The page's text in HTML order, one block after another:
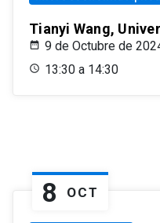
Tianyi Wang,
9 de Octubre de
13:30 a 14:30
8 OCT